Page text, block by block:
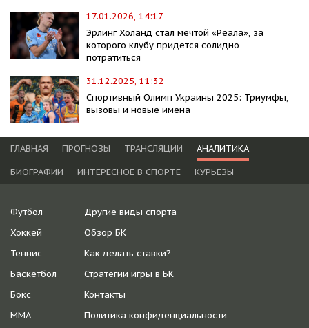
17.01.2026, 14:17
Эрлинг Холанд стал мечтой «Реала», за
которого клубу придется солидно
потратиться
31.12.2025, 11:32
Спортивный Олимп Украины 2025: Триумфы,
вызовы и новые имена
ГЛАВНАЯ ПРОГНОЗЫ ТРАНСЛЯЦИИ
АНАЛИТИКА
БИОГРАФИИ
ИНТЕРЕСНОЕ В СПОРТЕ КУРЬЕЗЫ
Футбол
Хоккей
Теннис
Баскетбол
Бокс
ММА
Другие виды спорта
Обзор БК
Как делать ставки?
Стратегии игры в БК
Контакты
Политика конфиденциальности